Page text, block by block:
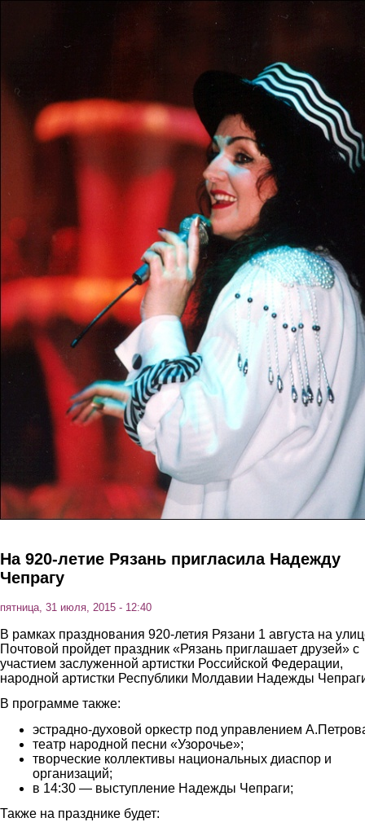
Перейти к основному содержанию
На 920-летие Рязань пригласила Надежду
Чепрагу
пятница, 31 июля, 2015 - 12:40
В рамках празднования 920-летия Рязани 1 августа на
Почтовой пройдет праздник «Рязань приглашает друзей» с
участием заслуженной артистки Российской Федерации,
народной артистки Республики Молдавии Надежды
В программе также:
эстрадно-духовой оркестр под управлением
театр народной песни «Узорочье»;
творческие коллективы национальных диаспор и
организаций;
в 14:30 — выступление Надежды Чепраги;
Также на празднике будет: